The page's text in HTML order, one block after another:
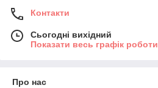
Контакти
Сьогодні вихідний
Показати весь графік роботи
Про нас